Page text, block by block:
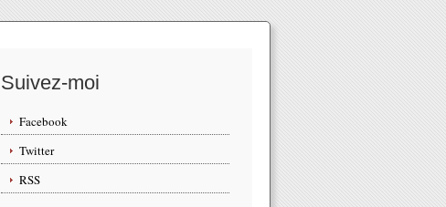
Suivez-moi
Facebook
Twitter
RSS